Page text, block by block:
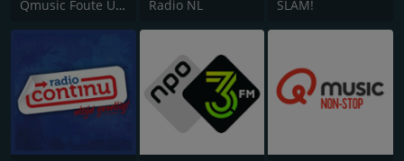
Qmusic Foute Uur Radio NL SLAM!